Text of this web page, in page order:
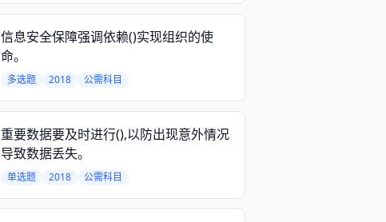
信息安全保障强调依赖()实现组织的使
命。
多选题 2018 公需科目
重要数据要及时进行(),以防出现意外情况
导致数据丢失。
单选题 2018 公需科目